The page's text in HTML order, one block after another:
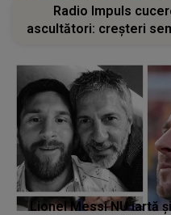
Radio Impuls
ascultători: creșteri
Lionel Messi NU iartă